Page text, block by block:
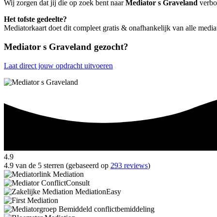
Wij zorgen dat jij die op zoek bent naarMediator s Graveland
Het tofste gedeelte?
Mediatorkaart doet dit compleet gratis & onafhankelijk van alle
Mediator s Graveland gezocht?
Laat direct jouw opdracht uitvoeren
4.9
4.9 van de 5 sterren (gebaseerd op 293 reviews)